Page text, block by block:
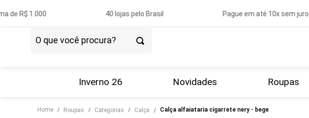
R$ 1.000 40 lojas pelo Brasil Pague em até 10x sem juros
Inverno 26 Novidades Roupas
Home roupas categorias calça calça alfaiataria cigarrete nery - bege
3º
calça